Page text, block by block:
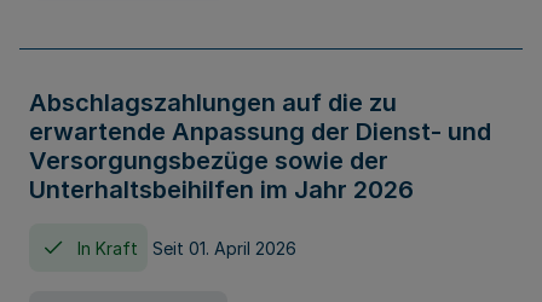
Abschlagszahlungen auf die zu
erwartende Anpassung der Dienst- und
Versorgungsbezüge sowie der
Unterhaltsbeihilfen im Jahr 2026
In Kraft Seit 01. April 2026